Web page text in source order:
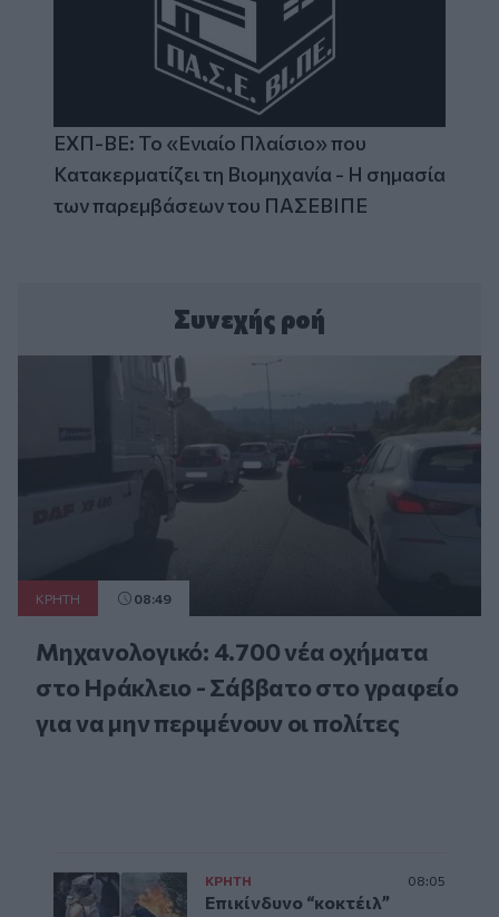
ΕΧΠ-ΒΕ: Το «Ενιαίο Πλαίσιο» που
Κατακερματίζει τη Βιομηχανία - Η σημασία
των παρεμβάσεων του ΠΑΣΕΒΙΠΕ
Συνεχής ροή
ΚΡΗΤΗ 08:49
Μηχανολογικό: 4.700 νέα οχήματα
στο Ηράκλειο - Σάββατο στο γραφείο
για να μην περιμένουν οι πολίτες
ΚΡΗΤΗ 08:05
Επικίνδυνο “κοκτέιλ”